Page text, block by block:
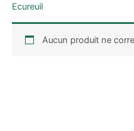
Ecureuil
Aucun produit ne